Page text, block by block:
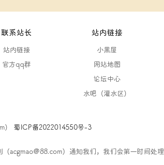
联系站长
站内链接
官方qq群
站内链接
小黑屋
网站地图
论坛中心
水吧（灌水区）
） 蜀ICP备2022014550号-3
acgmao@88.com）通知我们，我们会第一时间处理